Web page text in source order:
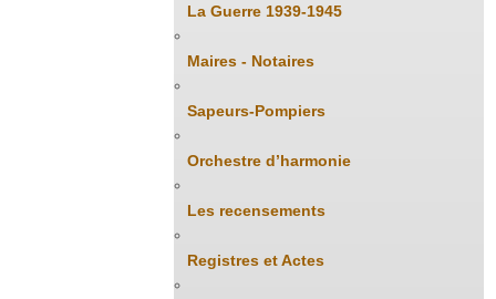
La Guerre 1939-1945
Maires - Notaires
Sapeurs-Pompiers
Orchestre d’harmonie
Les recensements
Registres et Actes